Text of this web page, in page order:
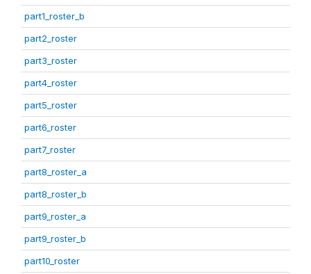
part1_roster_b
part2_roster
part3_roster
part4_roster
part5_roster
part6_roster
part7_roster
part8_roster_a
part8_roster_b
part9_roster_a
part9_roster_b
part10_roster